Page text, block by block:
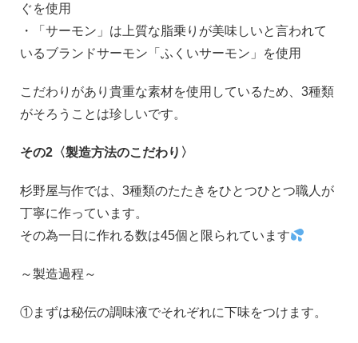
ぐを使用
・「サーモン」は上質な脂乗りが美味しいと言われて
いるブランドサーモン「ふくいサーモン」を使用
こだわりがあり貴重な素材を使用しているため、3種類
がそろうことは珍しいです。
その2〈製造方法のこだわり〉
杉野屋与作では、3種類のたたきをひとつひとつ職人が
丁寧に作っています。
その為一日に作れる数は45個と限られています
～製造過程～
①まずは秘伝の調味液でそれぞれに下味をつけます。